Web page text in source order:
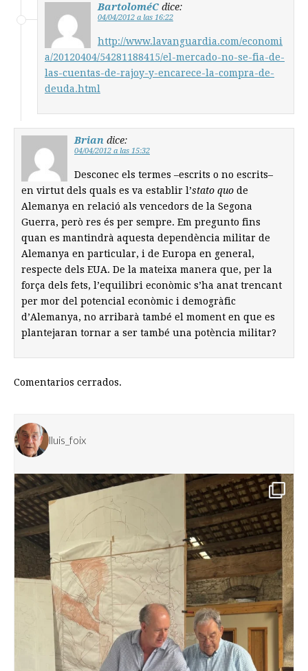
BartoloméC dice:
04/04/2012 a las 16:22
http://www.lavanguardia.com/economi
a/20120404/54281188415/el-mercado-no-se-fia-de-
las-cuentas-de-rajoy-y-encarece-la-compra-de-
deuda.html
Brian dice:
04/04/2012 a las 15:32
Desconec els termes –escrits o no escrits–
en virtut dels quals es va establir l’stato quo de
Alemanya en relació als vencedors de la Segona
Guerra, però res és per sempre. Em pregunto fins
quan es mantindrà aquesta dependència militar de
Alemanya en particular, i de Europa en general,
respecte dels EUA. De la mateixa manera que, per la
força dels fets, l’equilibri econòmic s’ha anat trencant
per mor del potencial econòmic i demogràfic
d’Alemanya, no arribarà també el moment en que es
plantejaran tornar a ser també una potència militar?
Comentarios cerrados.
lluis_foix